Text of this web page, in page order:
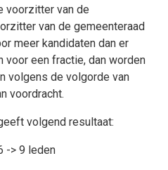
voorzitter van de
van de gemeenteraad
meer kandidaten dan er
voor een fractie, dan worden
volgens de volgorde van
voordracht.
volgend resultaat:
-> 9 leden